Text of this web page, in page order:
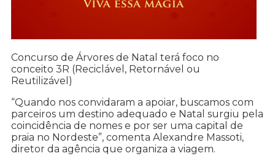
Concurso de Árvores de Natal terá foco no
conceito 3R (Reciclável, Retornável ou
Reutilizável)
“Quando nos convidaram a apoiar, buscamos com
parceiros um destino adequado e Natal surgiu pela
coincidência de nomes e por ser uma capital de
praia no Nordeste”, comenta Alexandre Massoti,
diretor da agência que organiza a viagem.